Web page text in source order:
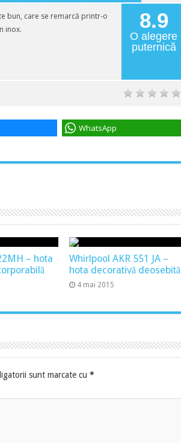
8.9
O alegere
puternică
bun, care se remarcă printr-o
inox.
WhatsApp
– hota
Whirlpool AKR 551 JA –
hota decorativă deosebită
4 mai 2015
sunt marcate cu *